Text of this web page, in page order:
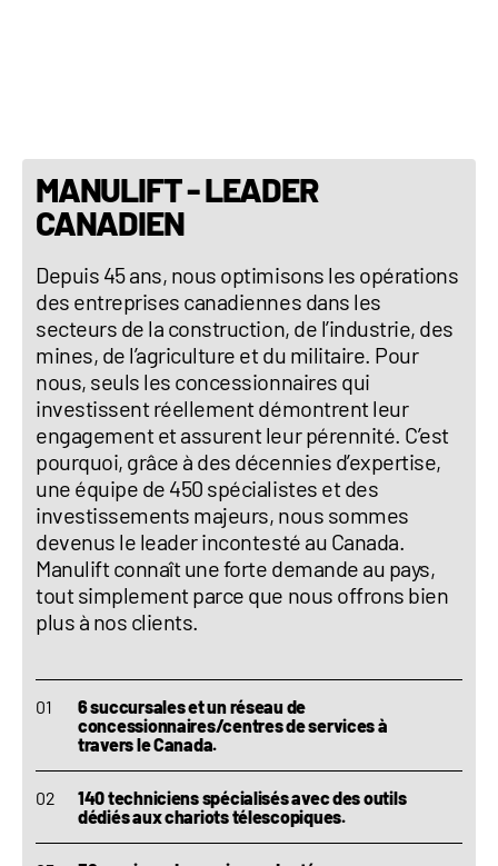
MANULIFT - LEADER
CANADIEN
Depuis 45 ans, nous optimisons les opérations
des entreprises canadiennes dans les
secteurs de la construction, de l’industrie, des
mines, de l’agriculture et du militaire. Pour
nous, seuls les concessionnaires qui
investissent réellement démontrent leur
engagement et assurent leur pérennité. C’est
pourquoi, grâce à des décennies d’expertise,
une équipe de 450 spécialistes et des
investissements majeurs, nous sommes
devenus le leader incontesté au Canada.
Manulift connaît une forte demande au pays,
tout simplement parce que nous offrons bien
plus à nos clients.
6 succursales et un réseau de
concessionnaires/centres de services à
travers le Canada.
140 techniciens spécialisés avec des outils
dédiés aux chariots télescopiques.